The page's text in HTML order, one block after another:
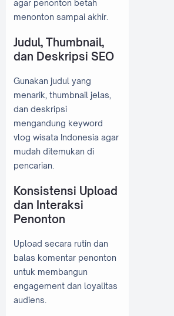
agar penonton betah
menonton sampai akhir.
Judul, Thumbnail,
dan Deskripsi SEO
Gunakan judul yang
menarik, thumbnail jelas,
dan deskripsi
mengandung keyword
vlog wisata Indonesia agar
mudah ditemukan di
pencarian.
Konsistensi Upload
dan Interaksi
Penonton
Upload secara rutin dan
balas komentar penonton
untuk membangun
engagement dan loyalitas
audiens.